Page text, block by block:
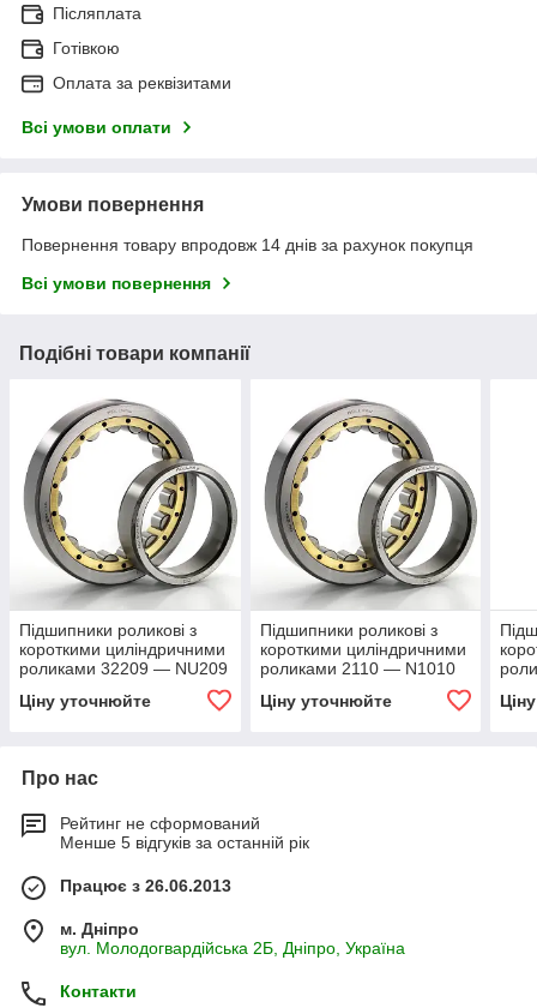
Післяплата
Готівкою
Оплата за реквізитами
Всі умови оплати
Умови повернення
Повернення товару впродовж 14 днів за рахунок покупця
Всі умови повернення
Подібні товари компанії
Підшипники роликові з
короткими циліндричними
роликами 32209 — NU209
Ціну уточнюйте
Підшипники роликові з
короткими циліндричними
роликами 2110 — N1010
Ціну уточнюйте
Про нас
Рейтинг не сформований
Менше 5 відгуків за останній рік
Працює з 26.06.2013
м. Дніпро
вул. Молодогвардійська 2Б, Дніпро, Україна
Контакти